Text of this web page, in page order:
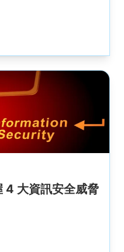
4 大資訊安全威脅